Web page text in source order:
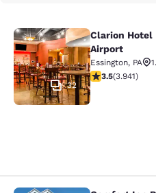
Clarion Hotel
32
Clarion
Airport
Essington, PA
3.45-Sterne-
3.5(3.941)